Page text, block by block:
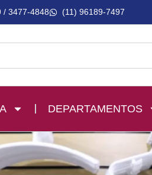
/ 3477-4848 (11) 96189-7497
DEPARTAMENTOS